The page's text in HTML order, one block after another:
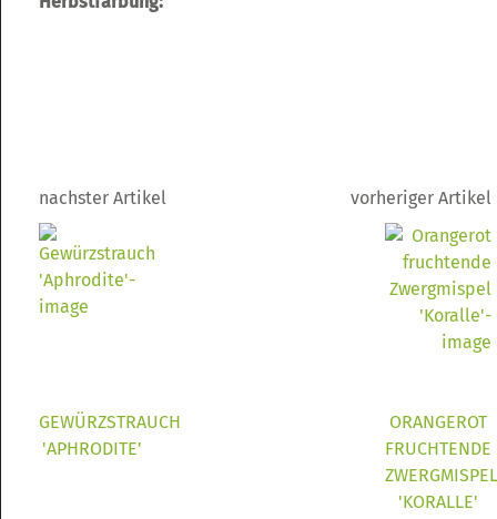
nachster Artikel
GEWÜRZSTRAUCH
'APHRODITE'
vorheriger Artikel
ORANGEROT
FRUCHTENDE
'KORALLE'